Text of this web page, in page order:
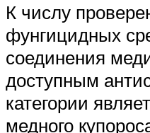
К числу
фунгицидных
соединения
доступным
категории
медного